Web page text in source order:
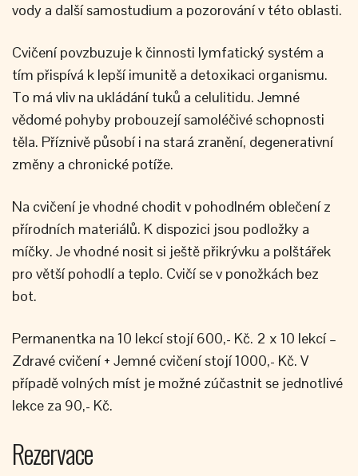
vody a další samostudium a pozorování v této oblasti.
Cvičení povzbuzuje k činnosti lymfatický systém a
tím přispívá k lepší imunitě a detoxikaci organismu.
To má vliv na ukládání tuků a celulitidu. Jemné
vědomé pohyby probouzejí samoléčivé schopnosti
těla. Příznivě působí i na stará zranění, degenerativní
změny a chronické potíže.
Na cvičení je vhodné chodit v pohodlném oblečení z
přírodních materiálů. K dispozici jsou podložky a
míčky. Je vhodné nosit si ještě přikrývku a polštářek
pro větší pohodlí a teplo. Cvičí se v ponožkách bez
bot.
Permanentka na 10 lekcí stojí 600,- Kč. 2 x 10 lekcí –
Zdravé cvičení + Jemné cvičení stojí 1000,- Kč. V
případě volných míst je možné zúčastnit se jednotlivé
lekce za 90,- Kč.
Rezervace